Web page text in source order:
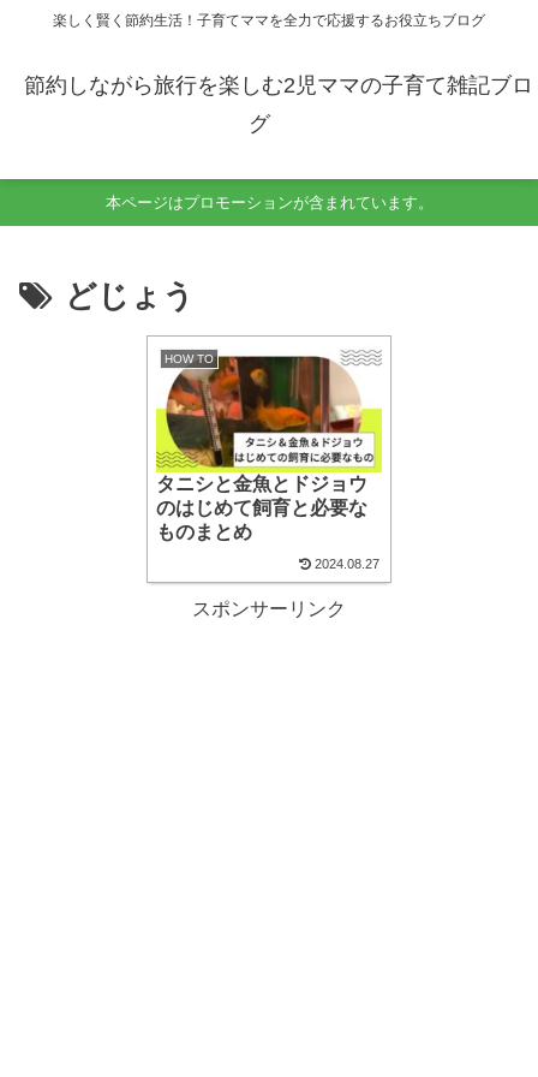
楽しく賢く節約生活！子育てママを全力で応援するお役立ちブログ
節約しながら旅行を楽しむ2児ママの子育て雑記ブロ
グ
本ページはプロモーションが含まれています。
どじょう
HOW TO
タニシと金魚とドジョウ
のはじめて飼育と必要な
ものまとめ
2024.08.27
スポンサーリンク